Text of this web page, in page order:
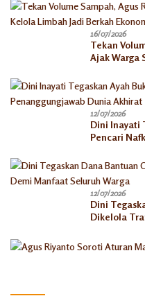
16/07/2026
Tekan
Ajak Warga
12/07/2026
Dini Inayati
Pencari
12/07/2026
Dini
Dikelola